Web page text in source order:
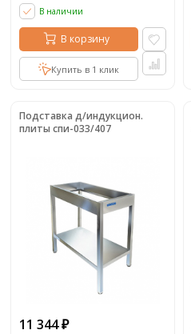
В наличии
В корзину
Купить в 1 клик
Подставка д/индукцион.
плиты спи-033/407
11 344 ₽